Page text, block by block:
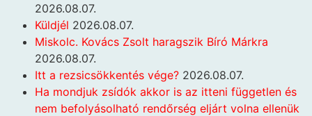
2026.08.07.
Küldjél 2026.08.07.
Miskolc. Kovács Zsolt haragszik Bíró Márkra
2026.08.07.
Itt a rezsicsökkentés vége? 2026.08.07.
Ha mondjuk zsídók akkor is az itteni független és
nem befolyásolható rendőrség eljárt volna ellenük